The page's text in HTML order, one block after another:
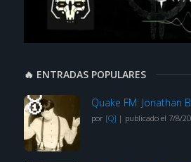
🔥 ENTRADAS POPULARES
Quake FM: Jonathan
por [Q] | publicado el 7/8/